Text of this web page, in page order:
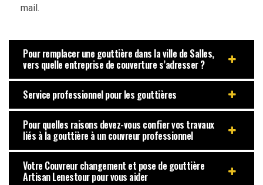
mail.
Pour remplacer une gouttière dans la ville de Salles,
vers quelle entreprise de couverture s’adresser ?
Service professionnel pour les gouttières
Pour quelles raisons devez-vous confier vos travaux
liés à la gouttière à un couvreur professionnel
Votre Couvreur changement et pose de gouttière
Artisan Lenestour pour vous aider